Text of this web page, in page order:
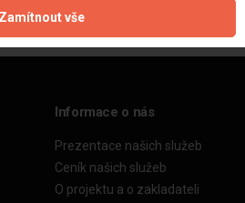
Informace o nás
Prezentace našich služeb
Ceník našich služeb
O projektu a o zakladateli
Zamítnout vše